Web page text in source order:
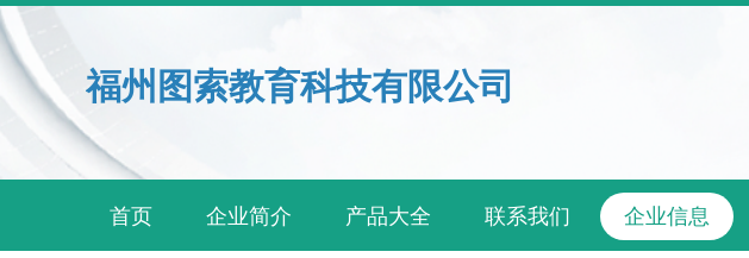
福州图索教育科技有限公司
首页 企业简介 产品大全 联系我们 企业信息